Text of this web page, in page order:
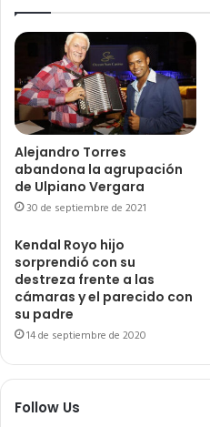
Alejandro Torres
abandona la agrupación
de Ulpiano Vergara
30 de septiembre de 2021
Kendal Royo hijo
sorprendió con su
destreza frente a las
cámaras y el parecido con
su padre
14 de septiembre de 2020
Follow Us